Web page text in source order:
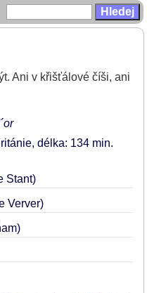
Ani v křišťálové číši, ani
délka: 134 min
Stant)
Verver)